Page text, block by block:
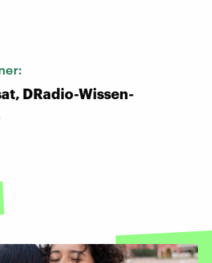
DRadio-Wissen-